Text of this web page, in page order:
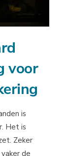
voor
is
Het is
Zeker
de